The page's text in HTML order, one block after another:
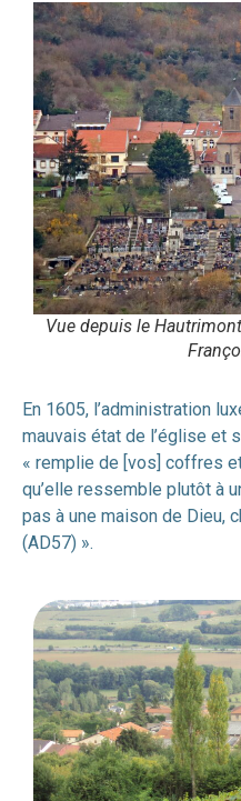
Vue depuis le
En 1605, l’administration
mauvais état de l’église et
« remplie de [vos] coffres
qu’elle ressemble plutôt à
pas à une maison de Dieu,
(AD57) ».